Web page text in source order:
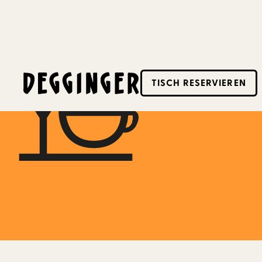
Dieses Event hat schon stattgefunden! Schaue
TISCH RESERVIEREN
9.4.2023